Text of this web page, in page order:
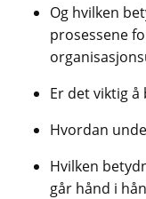
Og hvilken
prosessene
Er det viktig
Hvordan
Hvilken
går hånd i